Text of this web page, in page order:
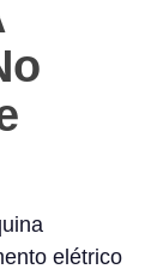
elétrico